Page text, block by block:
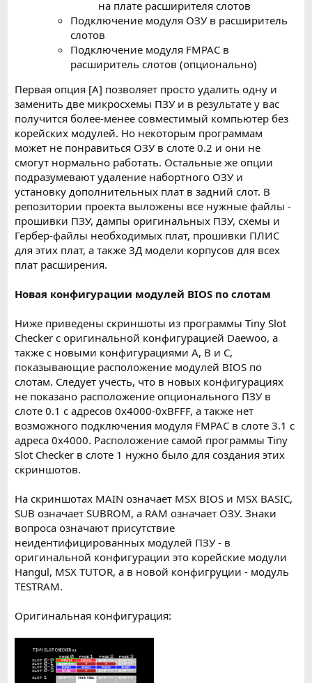
на плате расширителя слотов
Подключение модуля ОЗУ в расширитель
слотов
Подключение модуля FMPAC в
расширитель слотов (опционально)
Первая опция [A] позволяет просто удалить одну и
заменить две микросхемы ПЗУ и в результате у вас
получится более-менее совместимый компьютер без
корейских модулей. Но некоторым программам
может не понравиться ОЗУ в слоте 0.2 и они не
смогут нормально работать. Остальные же опции
подразумевают удаление набортного ОЗУ и
установку дополнительных плат в задний слот. В
репозитории проекта выложены все нужные файлы -
прошивки ПЗУ, дампы оригинальных ПЗУ, схемы и
Гербер-файлы необходимых плат, прошивки ПЛИС
для этих плат, а также 3Д модели корпусов для всех
плат расширения.
Новая конфигурации модулей BIOS по слотам
Ниже приведены скриншоты из программы Tiny Slot
Checker с оригинальной конфигурацией Daewoo, а
также с новыми конфигурациями A, B и C,
показывающие расположение модулей BIOS по
слотам. Следует учесть, что в новых конфигурациях
не показано расположение опционального ПЗУ в
слоте 0.1 с адресов 0x4000-0xBFFF, а также нет
возможного подключения модуля FMPAC в слоте 3.1 с
адреса 0x4000. Расположение самой программы Tiny
Slot Checker в слоте 1 нужно было для создания этих
скриншотов.
На скриншотах MAIN означает MSX BIOS и MSX BASIC,
SUB означает SUBROM, а RAM означает ОЗУ. Знаки
вопроса означают присутствие
неидентифицированных модулей ПЗУ - в
оригинальной конфигурации это корейские модули
Hangul, MSX TUTOR, а в новой конфигруции - модуль
TESTRAM.
Оригинальная конфигурация: